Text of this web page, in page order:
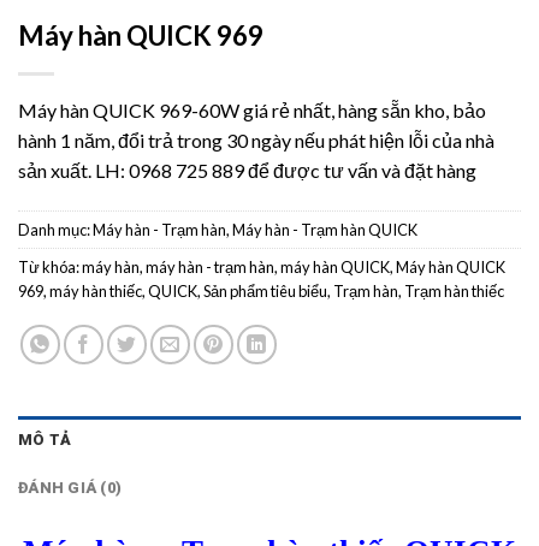
Máy hàn QUICK 969
Máy hàn QUICK 969-60W giá rẻ nhất, hàng sẵn kho, bảo
hành 1 năm, đổi trả trong 30 ngày nếu phát hiện lỗi của nhà
sản xuất. LH: 0968 725 889 để được tư vấn và đặt hàng
Danh mục:Máy hàn - Trạm hàn,Máy hàn - Trạm hàn QUICK
Từ khóa:máy hàn,máy hàn - trạm hàn,máy hàn QUICK,Máy hàn QUICK
969,máy hàn thiếc,QUICK,Sản phẩm tiêu biểu, Trạm hàn, Trạm hàn thiếc
MÔ TẢ
ĐÁNH GIÁ (0)